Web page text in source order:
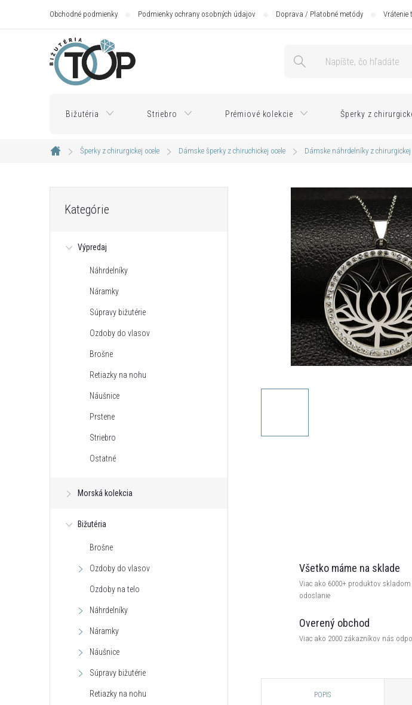
Obchodné podmienky Podmienky ochrany osobných údajov Doprava / Platobné metódy Vrátenie
Bižutéria Striebro Prémiové kolekcie Šperky z
Domov
Šperky z chirurgickej ocele Dámske šperky z chiruchickej ocele Dámske náhrdelníky z chirurgickej
kategórie
Kategórie
Výpredaj
Náhrdelníky
Náramky
Súpravy bižutérie
Ozdoby do vlasov
Brošne
Retiazky na nohu
Náušnice
Prstene
Striebro
Ostatné
Morská kolekcia
Bižutéria
Brošne
Ozdoby do vlasov
Ozdoby na telo
Náhrdelníky
Náramky
Náušnice
Súpravy bižutérie
Retiazky na nohu
Všetko máme na sklade
Viac ako 6000+ produktov
odoslanie
Overený obchod
Viac ako 2000 zákazníkov nás
POPIS